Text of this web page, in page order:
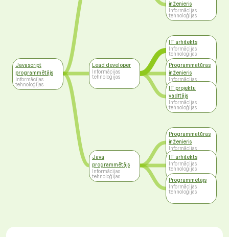
Javascript
programmētājs
Informācijas
tehnoloģijas
Lead developer
Informācijas
tehnoloģijas
Java
programmētājs
Informācijas
tehnoloģijas
inženieris
Informācijas
tehnoloģijas
IT arhitekts
Informācijas
tehnoloģijas
Programmatūras
inženieris
Informācijas
tehnoloģijas
IT projektu
vadītājs
Informācijas
tehnoloģijas
Programmatūras
inženieris
Informācijas
tehnoloģijas
IT arhitekts
Informācijas
tehnoloģijas
Programmētājs
Informācijas
tehnoloģijas